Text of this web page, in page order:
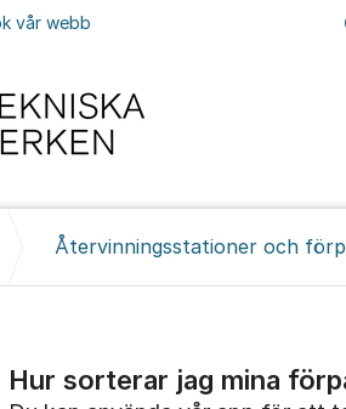
vår webb
Återvinningsstationer och
Hur sorterar jag mina